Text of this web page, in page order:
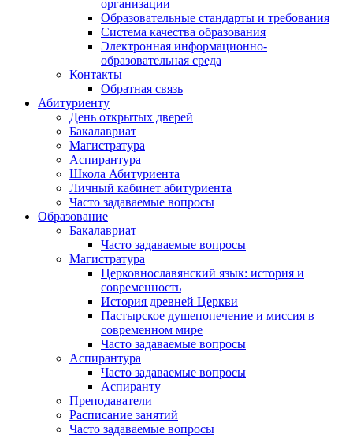
организации
Образовательные стандарты и требования
Система качества образования
Электронная информационно-
образовательная среда
Контакты
Обратная связь
Абитуриенту
День открытых дверей
Бакалавриат
Магистратура
Аспирантура
Школа Абитуриента
Личный кабинет абитуриента
Часто задаваемые вопросы
Образование
Бакалавриат
Часто задаваемые вопросы
Магистратура
Церковнославянский язык: история и
современность
История древней Церкви
Пастырское душепопечение и миссия в
современном мире
Часто задаваемые вопросы
Аспирантура
Часто задаваемые вопросы
Аспиранту
Преподаватели
Расписание занятий
Часто задаваемые вопросы